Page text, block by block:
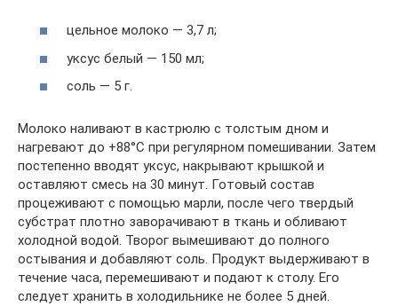
цельное молоко — 3,7 л;
уксус белый — 150 мл;
соль — 5 г.
Молоко наливают в кастрюлю с толстым дном и
нагревают до +88°C при регулярном помешивании. Затем
постепенно вводят уксус, накрывают крышкой и
оставляют смесь на 30 минут. Готовый состав
процеживают с помощью марли, после чего твердый
субстрат плотно заворачивают в ткань и обливают
холодной водой. Творог вымешивают до полного
остывания и добавляют соль. Продукт выдерживают в
течение часа, перемешивают и подают к столу. Его
следует хранить в холодильнике не более 5 дней.